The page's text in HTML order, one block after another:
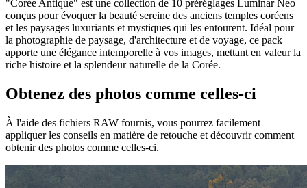
"Corée Antique" est une collection de 10 préréglages Luminar Neo
conçus pour évoquer la beauté sereine des anciens temples coréens
et les paysages luxuriants et mystiques qui les entourent. Idéal pour
la photographie de paysage, d'architecture et de voyage, ce pack
apporte une élégance intemporelle à vos images, mettant en valeur la
riche histoire et la splendeur naturelle de la Corée.
Obtenez des photos comme celles-ci
À l'aide des fichiers RAW fournis, vous pourrez facilement
appliquer les conseils en matière de retouche et découvrir comment
obtenir des photos comme celles-ci.